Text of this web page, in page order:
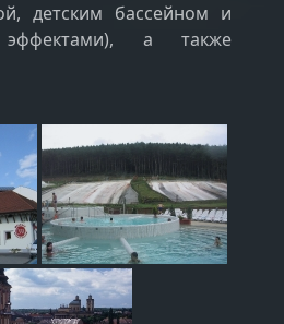
детским бассейном и
а также